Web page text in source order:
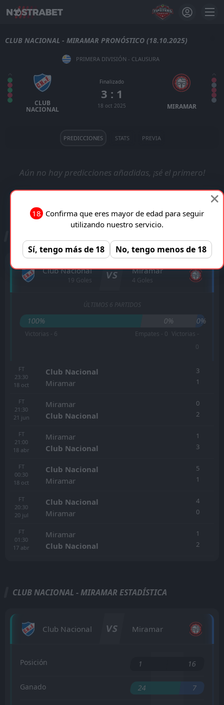
CLUB NACIONAL - MIRAMAR PRONÓSTICO (18.10.2025)
PRIMERA DIVISIÓN - CLAUSURA
CLUB
NACIONAL
Finalizado
3 : 1
18 oct 2025 MIRAMAR
PREDICCIONES STATS PREVIA
Aún no hay predicciones añadidas, ¡sé el primero!
Club Nacional
19 Goles VS Miramar
4 Goles
ÚLTIMOS 6 PARTIDOS
100% 0% 0%
Victorias - 6 Empates - 0 Victorias -
0
FT
23:30
18 oct
Club Nacional
Miramar
3
1
FT
21:30
21 jun
Miramar
Club Nacional
0
2
FT
21:00
18 abr
Miramar
Club Nacional
1
3
FT
00:30
18 oct
Club Nacional
Miramar
5
1
FT
20:30
20 jul
Club Nacional
Miramar
4
0
FT
01:30
17 abr
Miramar
Club Nacional
1
2
CLUB NACIONAL - MIRAMAR ESTADÍSTICA
Club Nacional VS Miramar
Posición 1 16
Ganado 24 7
18 Confirma que eres mayor de edad para seguir
utilizando nuestro servicio.
Sí, tengo más de 18 No, tengo menos de 18